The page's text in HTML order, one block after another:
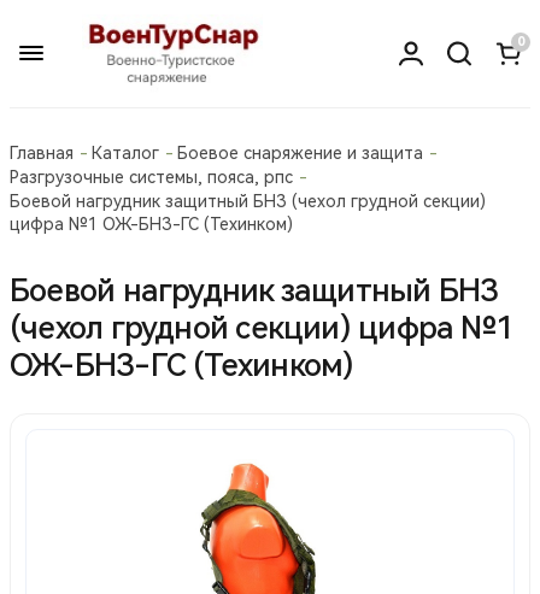
0
Главная Каталог
Боевое снаряжение и защита
Разгрузочные системы, пояса, рпс
Боевой нагрудник защитный БНЗ (чехол грудной секции)
цифра №1 ОЖ-БНЗ-ГС (Техинком)
Боевой нагрудник защитный БНЗ
(чехол грудной секции) цифра №1
ОЖ-БНЗ-ГС (Техинком)